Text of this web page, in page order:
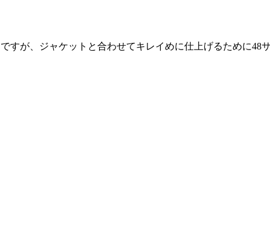
が、ジャケットと合わせてキレイめに仕上げるために48